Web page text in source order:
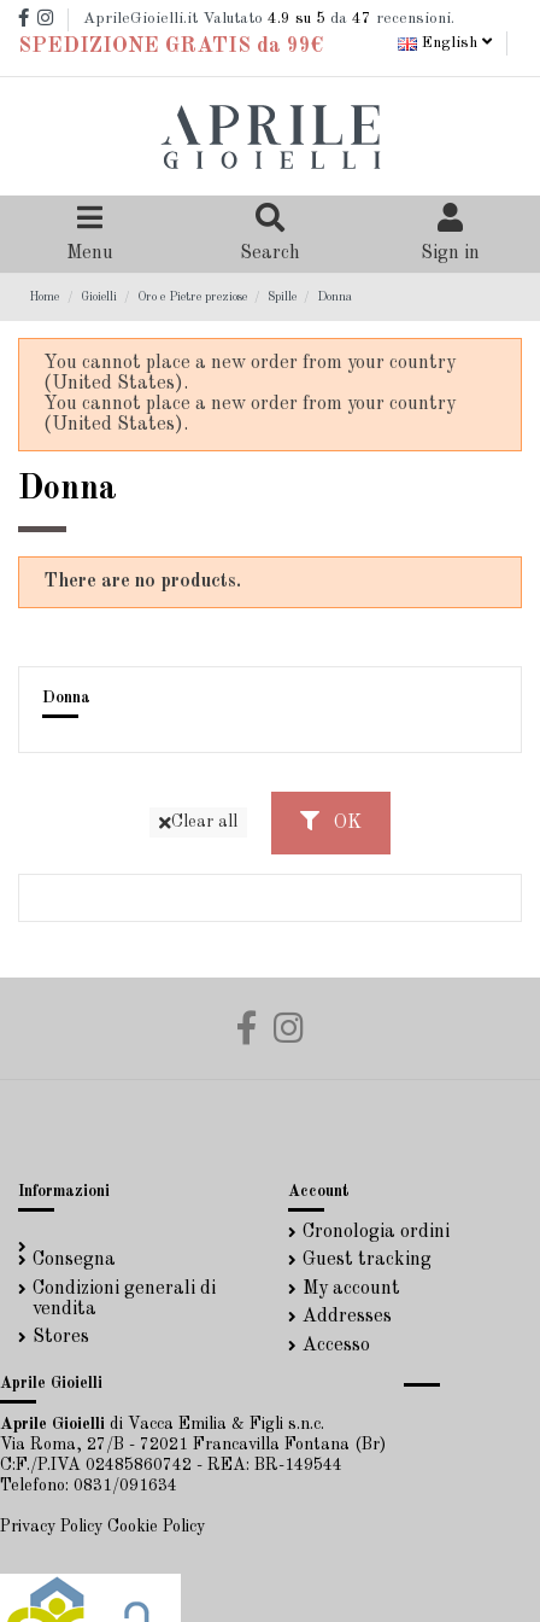
AprileGioielli.it Valutato 4.9 su 5 da 47 recensioni.
SPEDIZIONE GRATIS da 99€ English
Menu Search Sign in
Home Gioielli Oro e Pietre preziose Spille Donna
You cannot place a new order from your country
(United States).
You cannot place a new order from your country
(United States).
Donna
There are no products.
Donna
Clear all OK
Informazioni
Consegna
Condizioni generali di
vendita
Stores
Account
Cronologia ordini
Guest tracking
My account
Addresses
Accesso
Aprile Gioielli
Aprile Gioielli di Vacca Emilia & Figli s.n.c.
Via Roma, 27/B - 72021 Francavilla Fontana (Br)
C:F./P.IVA 02485860742 - REA: BR-149544
Telefono: 0831/091634
Privacy Policy Cookie Policy